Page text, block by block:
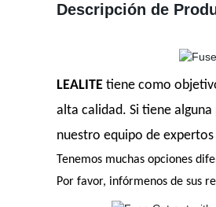
Descripción de
LEALITE tiene como
alta calidad. Si tiene
nuestro equipo de
Tenemos muchas opciones
Por favor, infórmenos de sus